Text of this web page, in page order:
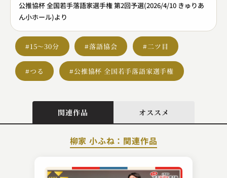
公推協杯 全国若手落語家選手権 第2回予選(2026/4/10 きゅりあ
ん小ホール)より
#15～30分 #落語協会 #二ツ目
#つる #公推協杯 全国若手落語家選手権
関連作品 オススメ
柳家 小ふね：関連作品